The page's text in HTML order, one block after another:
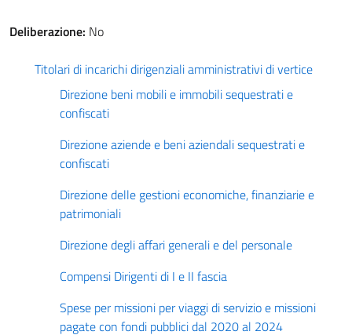
Deliberazione: No
Titolari di incarichi dirigenziali amministrativi di vertice
Direzione beni mobili e immobili sequestrati e
confiscati
Direzione aziende e beni aziendali sequestrati e
confiscati
Direzione delle gestioni economiche, finanziarie e
patrimoniali
Direzione degli affari generali e del personale
Compensi Dirigenti di I e II fascia
Spese per missioni per viaggi di servizio e missioni
pagate con fondi pubblici dal 2020 al 2024